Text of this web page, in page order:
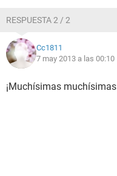
RESPUESTA 2 / 2
Cc1811
7 may 2013 a las 00:10
¡Muchísimas